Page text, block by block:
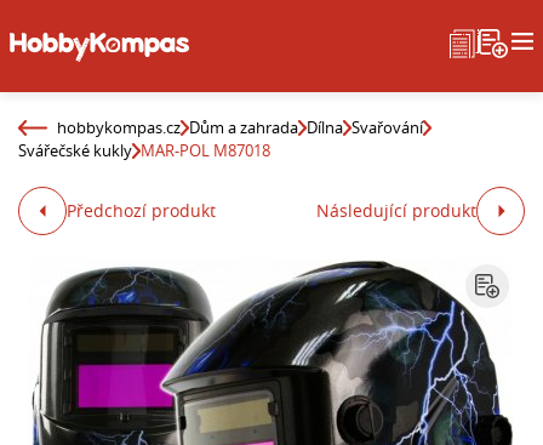
hobbykompas.cz Dům a zahrada Dílna Svařování
Svářečské kukly MAR-POL M87018
Předchozí produkt Následující produkt